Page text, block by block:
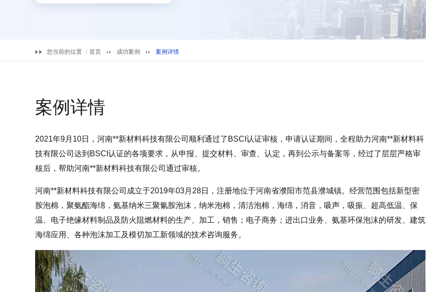
您当前的位置 ： 首页 成功案例 案例详情
案例详情
2021年9月10日，河南**新材料科技有限公司顺利通过了BSCI认证审核，申请认证期间，全程助力河南**新材料科
技有限公司达到BSCI认证的各项要求，从申报、提交材料、审查、认定，再到公示与备案等，经过了层层严格审
核后，帮助河南**新材料科技有限公司通过审核。
河南**新材料科技有限公司成立于2019年03月28日，注册地位于河南省濮阳市范县濮城镇。经营范围包括新型密
胺泡棉，聚氨酯海绵，氨基纳米三聚氰胺泡沫，纳米泡棉，清洁泡棉，海绵，消音，吸声，吸振、超高低温、保
温、电子绝缘材料制品及防火阻燃材料的生产、加工，销售；电子商务；进出口业务、氨基环保泡沫的研发、建筑
海绵应用、各种泡沫加工及模切加工新领域的技术咨询服务。